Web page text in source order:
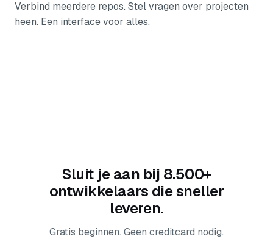
Verbind meerdere repos. Stel vragen over projecten
heen. Een interface voor alles.
Sluit je aan bij 8.500+
ontwikkelaars die sneller
leveren.
Gratis beginnen. Geen creditcard nodig.